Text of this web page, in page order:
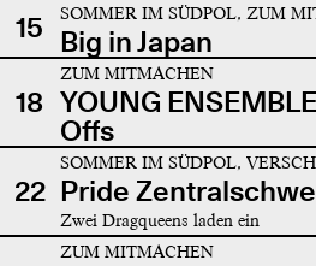
15
SOMMER IM SÜDPOL, ZUM
Big in Japan
18
ZUM MITMACHEN
YOUNG
Offs
22
SOMMER IM SÜDPOL,
Pride
Zwei Dragqueens laden ein
ZUM MITMACHEN